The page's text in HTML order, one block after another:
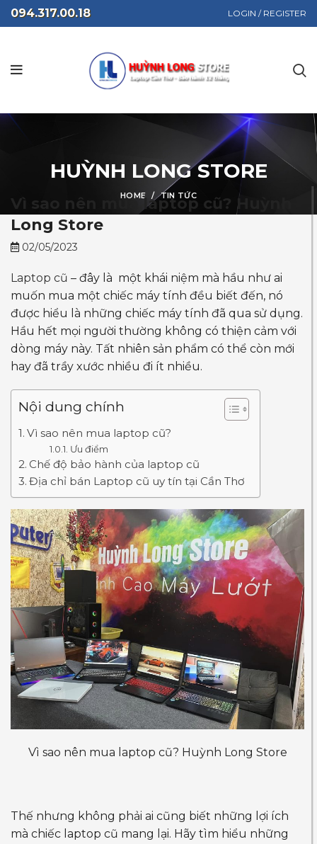
094.317.00.18 LOGIN / REGISTER
HUỲNH LONG STORE
HOME TIN TỨC
Vì sao nên mua laptop cũ? Huỳnh
Long Store
02/05/2023
Laptop cũ – đây là một khái niệm mà hầu như ai
muốn mua một chiếc máy tính đều biết đến, nó
được hiểu là những chiếc máy tính đã qua sử dụng.
Hầu hết mọi người thường không có thiện cảm với
dòng máy này. Tất nhiên sản phẩm có thể còn mới
hay đã trầy xước nhiều đi ít nhiều.
Nội dung chính
Vì sao nên mua laptop cũ?
Ưu điểm
Chế độ bảo hành của laptop cũ
Địa chỉ bán Laptop cũ uy tín tại Cần Thơ
Vì sao nên mua laptop cũ? Huỳnh Long Store
Thế nhưng không phải ai cũng biết những lợi ích
mà chiếc laptop cũ mang lại. Hãy tìm hiểu những